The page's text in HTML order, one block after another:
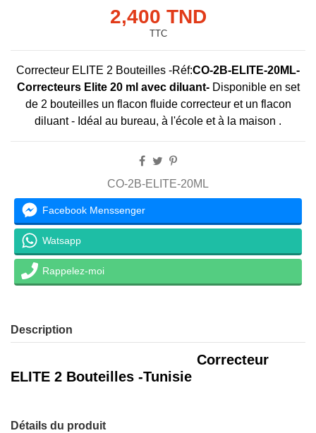
2,400 TND
TTC
Correcteur ELITE 2 Bouteilles -Réf:CO-2B-ELITE-20ML-
Correcteurs Elite 20 ml avec diluant-Disponible en set
de 2 bouteilles un flacon fluide correcteur et un flacon
diluant - Idéal au bureau, à l'école et à la maison .
CO-2B-ELITE-20ML
Facebook Menssenger
Watsapp
Rappelez-moi
Description
Correcteur
ELITE 2 Bouteilles -Tunisie
Détails du produit